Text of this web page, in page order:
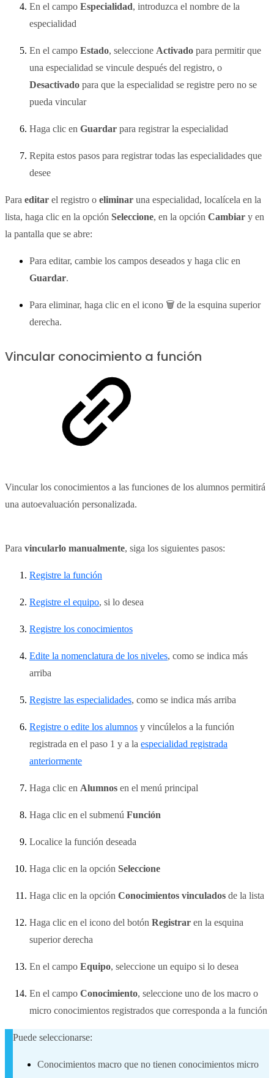
En el campo Especialidad, introduzca el nombre de la
especialidad
En el campo Estado, seleccione Activado para permitir que
una especialidad se vincule después del registro, o
Desactivado para que la especialidad se registre pero no se
pueda vincular
Haga clic en Guardar para registrar la especialidad
Repita estos pasos para registrar todas las especialidades que
desee
Para editar el registro o eliminar una especialidad, localícela en la
lista, haga clic en la opción Seleccione, en la opción Cambiar y en
la pantalla que se abre:
Para editar, cambie los campos deseados y haga clic en
Guardar.
Para eliminar, haga clic en el icono 🗑 de la esquina superior
derecha.
Vincular conocimiento a función
Vincular los conocimientos a las funciones de los alumnos permitirá
una autoevaluación personalizada.
Para vincularlo manualmente, siga los siguientes pasos:
Registre la función
Registre el equipo, si lo desea
Registre los conocimientos
Edite la nomenclatura de los niveles, como se indica más
arriba
Registre las especialidades, como se indica más arriba
Registre o edite los alumnos y vincúlelos a la función
registrada en el paso 1 y a la especialidad registrada
anteriormente
Haga clic en Alumnos en el menú principal
Haga clic en el submenú Función
Localice la función deseada
Haga clic en la opción Seleccione
Haga clic en la opción Conocimientos vinculados de la lista
Haga clic en el icono del botón Registrar en la esquina
superior derecha
En el campo Equipo, seleccione un equipo si lo desea
En el campo Conocimiento, seleccione uno de los macro o
micro conocimientos registrados que corresponda a la función
Puede seleccionarse:
Conocimientos macro que no tienen conocimientos micro